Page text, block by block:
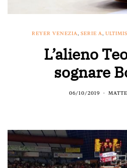
REYER VENEZIA SERIE A
L’alieno
sognare
06/10/2019